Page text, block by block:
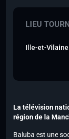
LIEU
Ille-et-Vilaine
La télévision
région de la
Baluba est une